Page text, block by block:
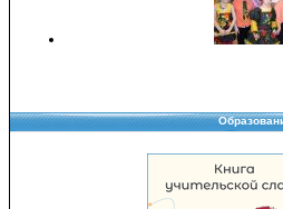
Copyright © 2008-2026
Перепечатка и использование
Управления
103,985,393 уникальных